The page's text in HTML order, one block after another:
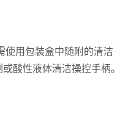
使用包装盒中随附的清洁
酸性液体清洁操控手柄。